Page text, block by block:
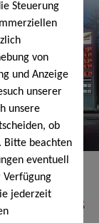
Steuerung
von
und Anzeige
unserer
unsere
ob
Bitte beachten
eventuell
Verfügung
jederzeit
Holzpellets